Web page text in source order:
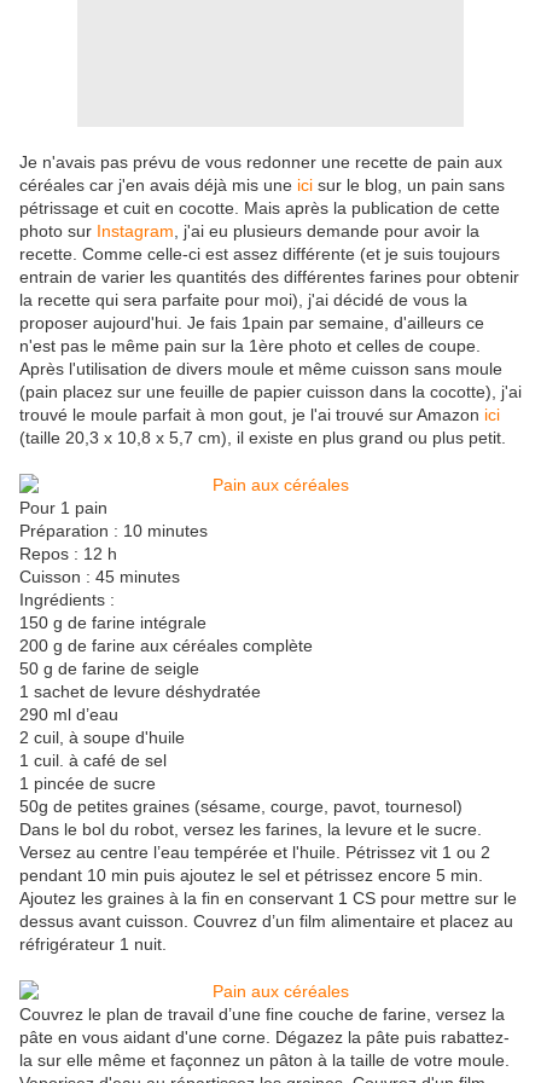
Je n'avais pas prévu de vous redonner une recette de pain aux
céréales car j'en avais déjà mis une ici sur le blog, un pain sans
pétrissage et cuit en cocotte. Mais après la publication de cette
photo sur Instagram , j'ai eu plusieurs demande pour avoir la
recette. Comme celle-ci est assez différente (et je suis toujours
entrain de varier les quantités des différentes farines pour obtenir
la recette qui sera parfaite pour moi), j'ai décidé de vous la
proposer aujourd'hui. Je fais 1pain par semaine, d'ailleurs ce
n'est pas le même pain sur la 1ère photo et celles de coupe.
Après l'utilisation de divers moule et même cuisson sans moule
(pain placez sur une feuille de papier cuisson dans la cocotte), j'ai
trouvé le moule parfait à mon gout, je l'ai trouvé sur Amazon ici
(taille 20,3 x 10,8 x 5,7 cm), il existe en plus grand ou plus petit.
Pour 1 pain
Préparation : 10 minutes
Repos : 12 h
Cuisson : 45 minutes
Ingrédients :
150 g de farine intégrale
200 g de farine aux céréales complète
50 g de farine de seigle
1 sachet de levure déshydratée
290 ml d’eau
2 cuil, à soupe d'huile
1 cuil. à café de sel
1 pincée de sucre
50g de petites graines (sésame, courge, pavot, tournesol)
Dans le bol du robot, versez les farines, la levure et le sucre.
Versez au centre l’eau tempérée et l'huile. Pétrissez vit 1 ou 2
pendant 10 min puis ajoutez le sel et pétrissez encore 5 min.
Ajoutez les graines à la fin en conservant 1 CS pour mettre sur le
dessus avant cuisson. Couvrez d’un film alimentaire et placez au
réfrigérateur 1 nuit.
Couvrez le plan de travail d’une fine couche de farine, versez la
pâte en vous aidant d'une corne. Dégazez la pâte puis rabattez-
la sur elle même et façonnez un pâton à la taille de votre moule.